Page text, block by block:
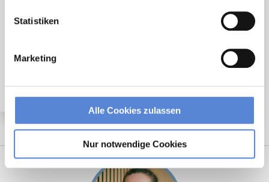
Statistiken
Marketing
Alle Cookies zulassen
Nur notwendige Cookies
Angestellter Facharzt mit Option auf Übernahme
(m/w/d) in Voll- oder Teilzeit ab sofort in Bochum